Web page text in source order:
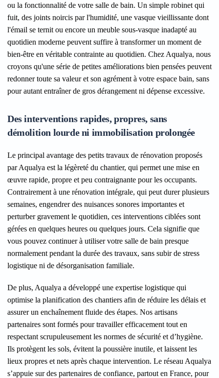
ou la fonctionnalité de votre salle de bain. Un simple robinet qui
fuit, des joints noircis par l'humidité, une vasque vieillissante dont
l'émail se ternit ou encore un meuble sous-vasque inadapté au
quotidien moderne peuvent suffire à transformer un moment de
bien-être en véritable contrainte au quotidien. Chez Aqualya, nous
croyons qu'une série de petites améliorations bien pensées peuvent
redonner toute sa valeur et son agrément à votre espace bain, sans
pour autant entraîner de gros dérangement ni dépense excessive.
Des interventions rapides, propres, sans
démolition lourde ni immobilisation prolongée
Le principal avantage des petits travaux de rénovation proposés
par Aqualya est la légèreté du chantier, qui permet une mise en
œuvre rapide, propre et peu contraignante pour les occupants.
Contrairement à une rénovation intégrale, qui peut durer plusieurs
semaines, engendrer des nuisances sonores importantes et
perturber gravement le quotidien, ces interventions ciblées sont
gérées en quelques heures ou quelques jours. Cela signifie que
vous pouvez continuer à utiliser votre salle de bain presque
normalement pendant la durée des travaux, sans subir de stress
logistique ni de désorganisation familiale.
De plus, Aqualya a développé une expertise logistique qui
optimise la planification des chantiers afin de réduire les délais et
assurer un enchaînement fluide des étapes. Nos artisans
partenaires sont formés pour travailler efficacement tout en
respectant scrupuleusement les normes de sécurité et d’hygiène.
Ils protègent les sols, évitent la poussière inutile, et laissent les
lieux propres et nets après chaque intervention. Le réseau Aqualya
s’appuie sur des partenaires de confiance, partout en France, pour